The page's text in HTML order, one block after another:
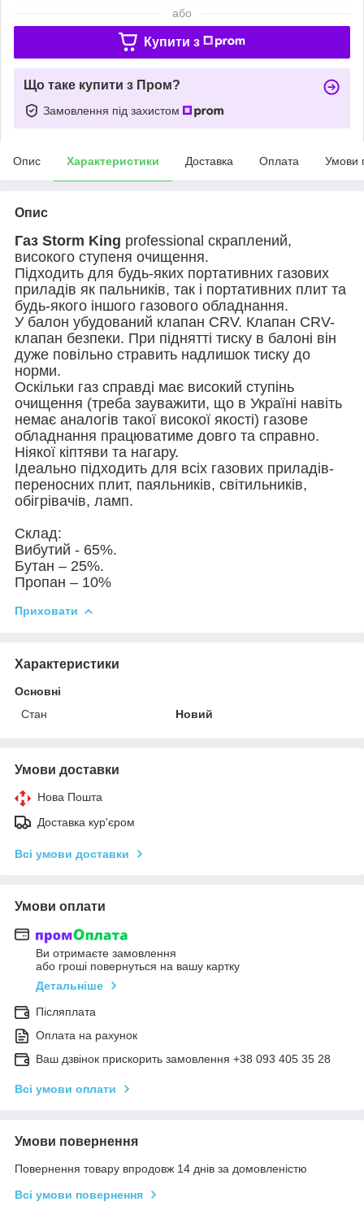
або
Купити з
Що таке купити з Пром?
Замовлення під захистом
Опис Характеристики Доставка Оплата Умови
Опис
Газ Storm King professional скраплений,
високого ступеня очищення.
Підходить для будь-яких портативних газових
приладів як пальників, так і портативних плит та
будь-якого іншого газового обладнання.
У балон убудований клапан CRV. Клапан СRV-
клапан безпеки. При піднятті тиску в балоні він
дуже повільно стравить надлишок тиску до
норми.
Оскільки газ справді має високий ступінь
очищення (треба зауважити, що в Україні навіть
немає аналогів такої високої якості) газове
обладнання працюватиме довго та справно.
Ніякої кіптяви та нагару.
Ідеально підходить для всіх газових приладів-
переносних плит, паяльників, світильників,
обігрівачів, ламп.
Склад:
Вибутий - 65%.
Бутан – 25%.
Пропан – 10%
Приховати
Характеристики
Основні
Стан
Новий
Умови доставки
Нова Пошта
Доставка кур'єром
Всі умови доставки
Умови оплати
Ви отримаєте замовлення
або гроші повернуться на вашу картку
Детальніше
Післяплата
Оплата на рахунок
Ваш дзвінок прискорить замовлення +38 093 405 35 28
Всі умови оплати
Умови повернення
Повернення товару впродовж 14 днів за домовленістю
Всі умови повернення